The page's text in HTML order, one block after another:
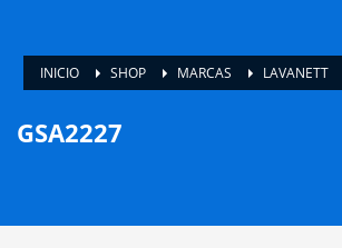
INICIO SHOP MARCAS LAVANETT
GSA2227